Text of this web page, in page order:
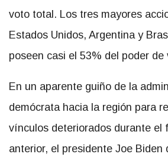
voto total. Los tres mayores
Estados Unidos, Argentina y
poseen casi el 53% del poder de
En un aparente guiño de la
demócrata hacia la región para
vínculos deteriorados durante el
anterior, el presidente Joe Biden